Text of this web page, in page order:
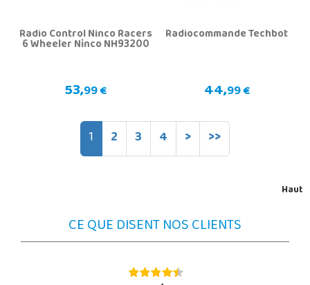
Radio Control Ninco Racers
6 Wheeler Ninco NH93200
53,99 €
Radiocommande Techbot
44,99 €
1 2 3 4 > >>
Haut
CE QUE DISENT NOS CLIENTS